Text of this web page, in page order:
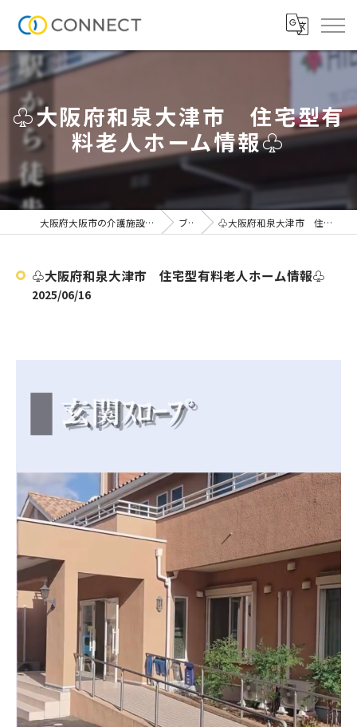
♧大阪府和泉大津市 住宅型有
料老人ホーム情報♧
大阪府大阪市の介護施設なら株式会社CONNECT ブログ ♧大阪府和泉大津市 住宅型有料老人ホーム情報♧
♧大阪府和泉大津市 住宅型有料老人ホーム情報♧
2025/06/16